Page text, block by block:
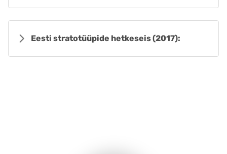
Eesti stratotüüpide hetkeseis (2017):